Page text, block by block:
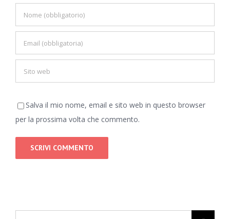
Salva il mio nome, email e sito web in questo browser
per la prossima volta che commento.